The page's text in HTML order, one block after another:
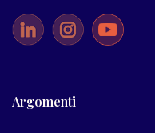
Argomenti